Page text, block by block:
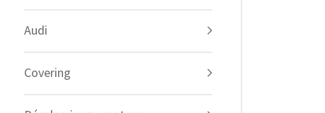
Audi
Covering